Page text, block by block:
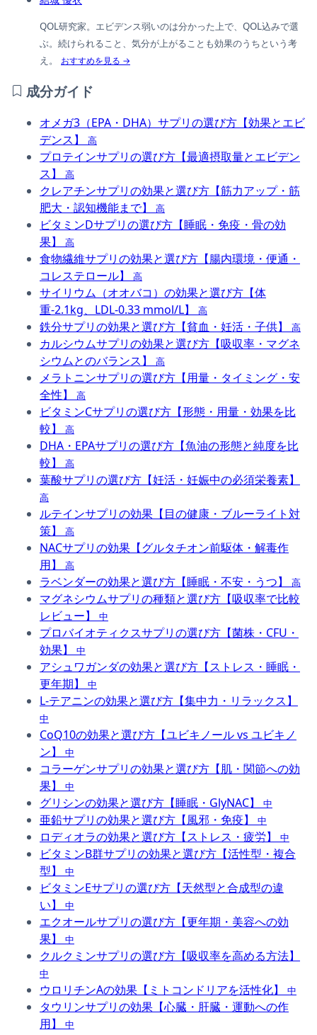
QOL研究家。エビデンス弱いのは分かった上で、QOL込みで選
ぶ。続けられること、気分が上がることも効果のうちという考
え。
おすすめを見る →
成分ガイド
オメガ3（EPA・DHA）サプリの選び方【効果とエビ
デンス】
高
プロテインサプリの選び方【最適摂取量とエビデン
ス】
高
クレアチンサプリの効果と選び方【筋力アップ・筋
肥大・認知機能まで】
高
ビタミンDサプリの選び方【睡眠・免疫・骨の効
果】
高
食物繊維サプリの効果と選び方【腸内環境・便通・
コレステロール】
高
サイリウム（オオバコ）の効果と選び方【体
重-2.1kg、LDL-0.33 mmol/L】
高
鉄分サプリの効果と選び方【貧血・妊活・子供】 高
カルシウムサプリの効果と選び方【吸収率・マグネ
シウムとのバランス】
高
メラトニンサプリの選び方【用量・タイミング・安
全性】
高
ビタミンCサプリの選び方【形態・用量・効果を比
較】
高
DHA・EPAサプリの選び方【魚油の形態と純度を比
較】
高
葉酸サプリの選び方【妊活・妊娠中の必須栄養素】
高
ルテインサプリの効果【目の健康・ブルーライト対
策】
高
NACサプリの効果【グルタチオン前駆体・解毒作
用】
高
ラベンダーの効果と選び方【睡眠・不安・うつ】 高
マグネシウムサプリの種類と選び方【吸収率で比較
レビュー】
中
プロバイオティクスサプリの選び方【菌株・CFU・
効果】
中
アシュワガンダの効果と選び方【ストレス・睡眠・
更年期】
中
L-テアニンの効果と選び方【集中力・リラックス】
中
CoQ10の効果と選び方【ユビキノール vs ユビキノ
ン】
中
コラーゲンサプリの効果と選び方【肌・関節への効
果】
中
グリシンの効果と選び方【睡眠・GlyNAC】 中
亜鉛サプリの効果と選び方【風邪・免疫】 中
ロディオラの効果と選び方【ストレス・疲労】 中
ビタミンB群サプリの効果と選び方【活性型・複合
型】
中
ビタミンEサプリの選び方【天然型と合成型の違
い】
中
エクオールサプリの選び方【更年期・美容への効
果】
中
クルクミンサプリの選び方【吸収率を高める方法】
中
ウロリチンAの効果【ミトコンドリアを活性化】 中
タウリンサプリの効果【心臓・肝臓・運動への作
用】
中